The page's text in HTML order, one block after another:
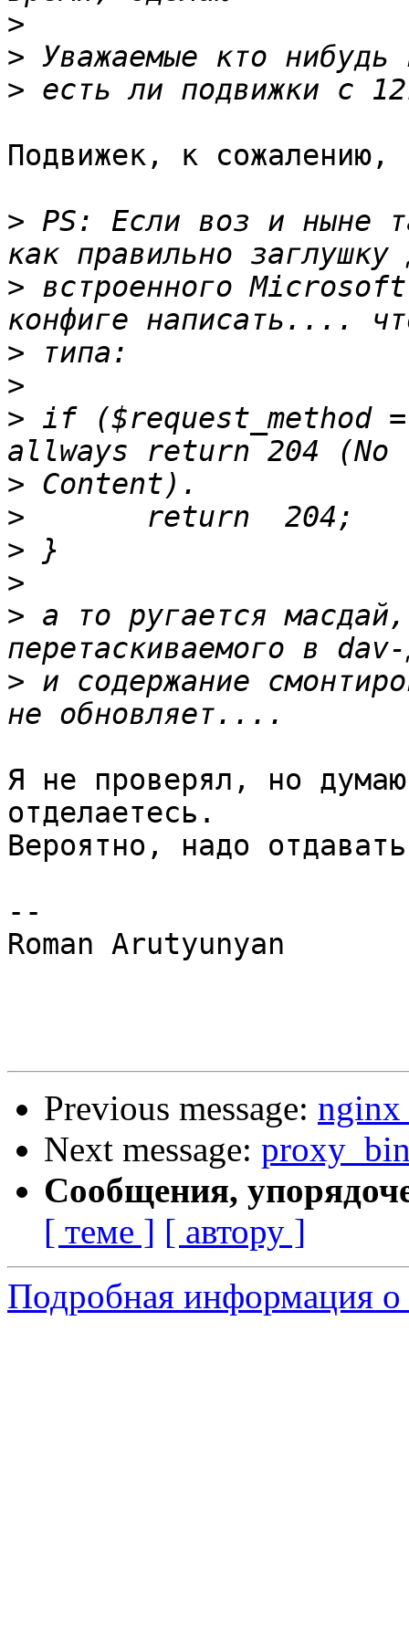
>
>
>
Подвижек, к сожалению,
> PS: Если воз и ныне
> встроенного
>
>
> if ($request_method
>
>
>
>
> а то ругается
> и содержание
Я не проверял, но
отделаетесь.
Вероятно, надо
--
Roman Arutyunyan
Previous message: nginx
Next message:
Сообщения,
[ теме ] [ автору ]
Подробная информация